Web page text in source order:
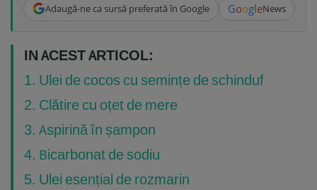
Adaugă-ne ca sursă preferată în Google GoogleNews
IN ACEST ARTICOL:
1. Ulei de cocos cu semințe de schinduf
2. Clătire cu oțet de mere
3. Aspirină în șampon
4. Bicarbonat de sodiu
5. Ulei esențial de rozmarin